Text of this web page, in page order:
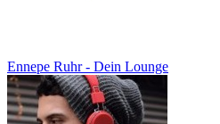
Ennepe Ruhr - Dein Lounge